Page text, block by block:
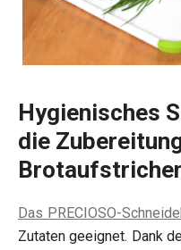
Hygienisches
die
Das PRECIOSO-
Zutaten geeignet. Dank